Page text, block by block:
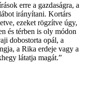
erre a gazdaságra, a
irányítani. Kortárs
ezeket rögzítve úgy,
és térben is oly módon
dobostorta opál, a
a Rika erdeje vagy a
látatja magát.”